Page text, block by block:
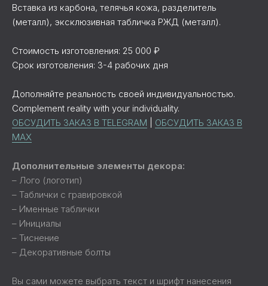
Вставка из карбона, телячья кожа, разделитель
(металл), эксклюзивная табличка РЖД (металл).
Стоимость изготовления: 25 000 ₽
Срок изготовления: 3-4 рабочих дня
Дополняйте реальность своей индивидуальностью.
Complement reality with your individuality.
ОБСУДИТЬ ЗАКАЗ В TELEGRAM
ОБСУДИТЬ ЗАКАЗ В
MAX
Дополнительные элементы декора:
– Лого (логотип)
– Таблички с гравировкой
– Именные таблички
– Инициалы
– Тиснение
– Декоративные болты
Вы сами можете выбрать текст и шрифт нанесения